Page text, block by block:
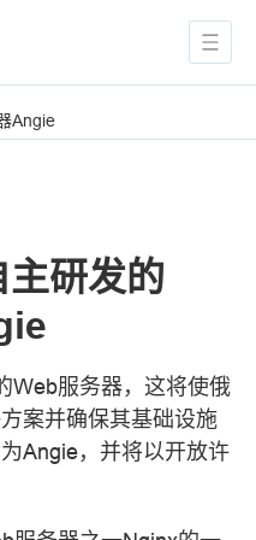
Angie
研发的
Web服务器，这将使俄
案并确保其基础设施
Angie，并将以开放许